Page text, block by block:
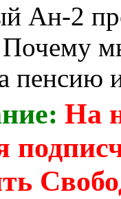
Ан-2
пенсию
На